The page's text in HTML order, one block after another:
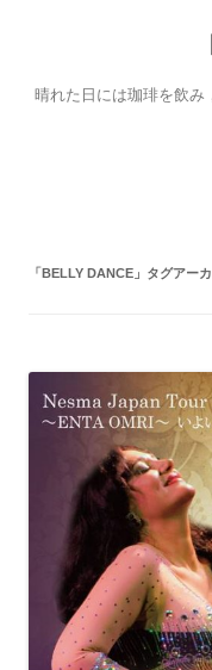
晴れた日には珈琲を飲
「BELLY DANCE 」タグアー